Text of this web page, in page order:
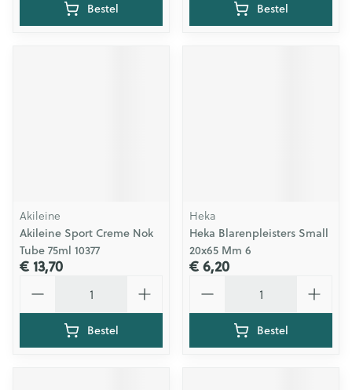
Bestel Bestel
Akileine
Akileine Sport Creme Nok
Tube 75ml 10377
€ 13,70
Bestel
Heka
Heka Blarenpleisters Small
20x65 Mm 6
€ 6,20
Bestel